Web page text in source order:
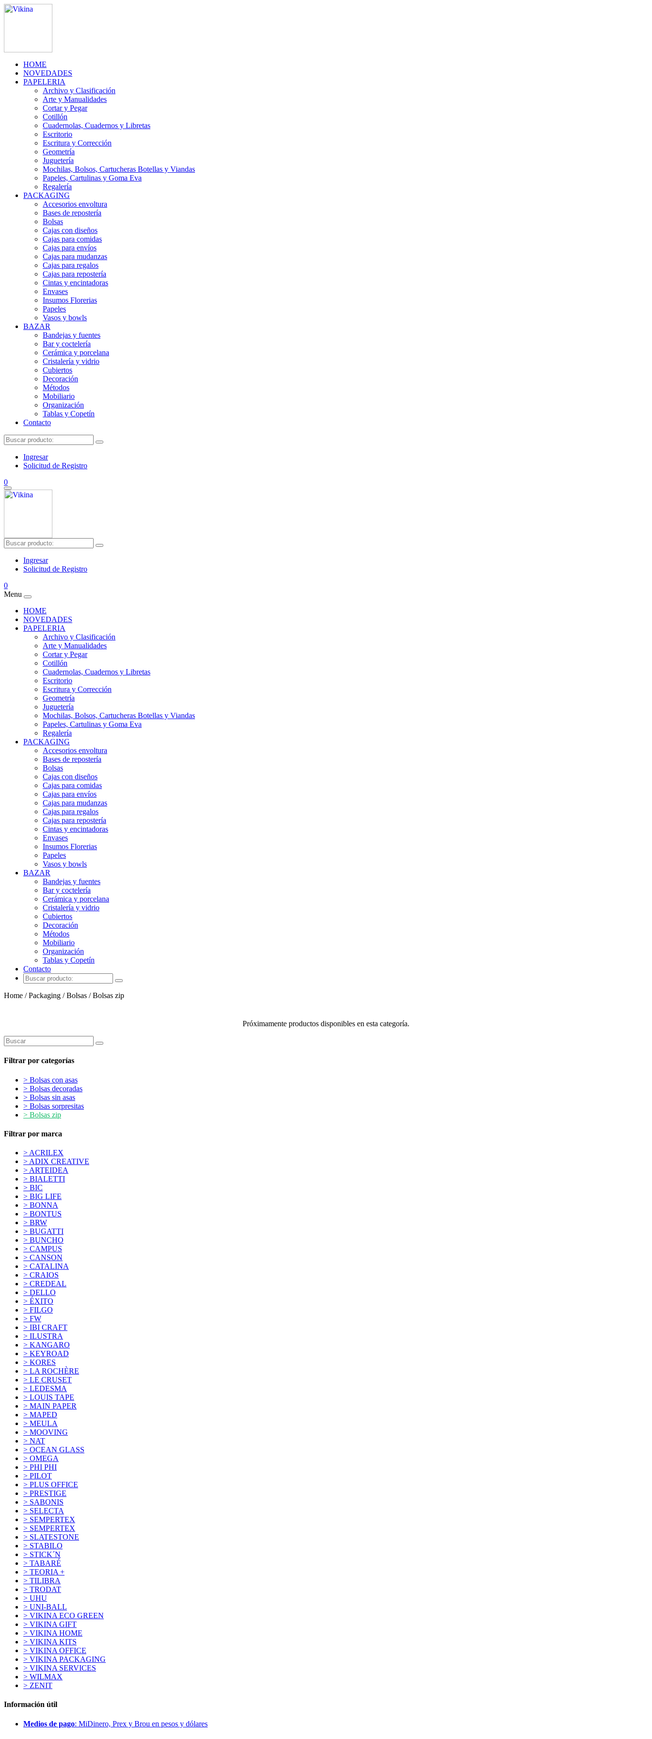
HOME
NOVEDADES
PAPELERIA
Archivo y Clasificación
Arte y Manualidades
Cortar y Pegar
Cotillón
Cuadernolas, Cuadernos y Libretas
Escritorio
Escritura y Corrección
Geometría
Juguetería
Mochilas, Bolsos, Cartucheras Botellas y Viandas
Papeles, Cartulinas y Goma Eva
Regalería
PACKAGING
Accesorios envoltura
Bases de repostería
Bolsas
Cajas con diseños
Cajas para comidas
Cajas para envíos
Cajas para mudanzas
Cajas para regalos
Cajas para repostería
Cintas y encintadoras
Envases
Insumos Florerias
Papeles
Vasos y bowls
BAZAR
Bandejas y fuentes
Bar y coctelería
Cerámica y porcelana
Cristalería y vidrio
Cubiertos
Decoración
Métodos
Mobiliario
Organización
Tablas y Copetín
Contacto
Ingresar
Solicitud de Registro
0
Ingresar
Solicitud de Registro
0
Menu
HOME
NOVEDADES
PAPELERIA
Archivo y Clasificación
Arte y Manualidades
Cortar y Pegar
Cotillón
Cuadernolas, Cuadernos y Libretas
Escritorio
Escritura y Corrección
Geometría
Juguetería
Mochilas, Bolsos, Cartucheras Botellas y Viandas
Papeles, Cartulinas y Goma Eva
Regalería
PACKAGING
Accesorios envoltura
Bases de repostería
Bolsas
Cajas con diseños
Cajas para comidas
Cajas para envíos
Cajas para mudanzas
Cajas para regalos
Cajas para repostería
Cintas y encintadoras
Envases
Insumos Florerias
Papeles
Vasos y bowls
BAZAR
Bandejas y fuentes
Bar y coctelería
Cerámica y porcelana
Cristalería y vidrio
Cubiertos
Decoración
Métodos
Mobiliario
Organización
Tablas y Copetín
Contacto
Home / Packaging / Bolsas / Bolsas zip
Próximamente productos disponibles en esta categoría.
Filtrar por categorías
> Bolsas con asas
> Bolsas decoradas
> Bolsas sin asas
> Bolsas sorpresitas
> Bolsas zip
Filtrar por marca
> ACRILEX
> ADIX CREATIVE
> ARTEIDEA
> BIALETTI
> BIC
> BIG LIFE
> BONNA
> BONTUS
> BRW
> BUGATTI
> BUNCHO
> CAMPUS
> CANSON
> CATALINA
> CRAIOS
> CREDEAL
> DELLO
> ÉXITO
> FILGO
> FW
> IBI CRAFT
> ILUSTRA
> KANGARO
> KEYROAD
> KORES
> LA ROCHÈRE
> LE CRUSET
> LEDESMA
> LOUIS TAPE
> MAIN PAPER
> MAPED
> MEULA
> MOOVING
> NAT
> OCEAN GLASS
> OMEGA
> PHI PHI
> PILOT
> PLUS OFFICE
> PRESTIGE
> SABONIS
> SELECTA
> SEMPERTEX
> SEMPERTEX
> SLATESTONE
> STABILO
> STICK´N
> TABARÉ
> TEORIA +
> TILIBRA
> TRODAT
> UHU
> UNI-BALL
> VIKINA ECO GREEN
> VIKINA GIFT
> VIKINA HOME
> VIKINA KITS
> VIKINA OFFICE
> VIKINA PACKAGING
> VIKINA SERVICES
> WILMAX
> ZENIT
Información útil
Medios de pago: MiDinero, Prex y Brou en pesos y dólares